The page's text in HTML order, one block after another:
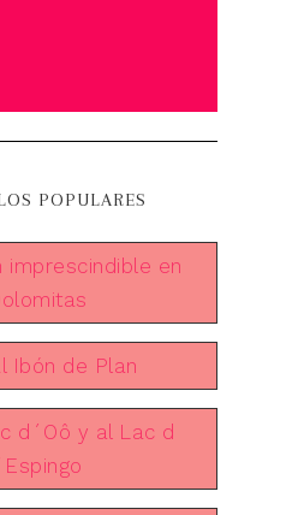
POPULARES
imprescindible en
Ibón de Plan
d´Oô y al Lac d